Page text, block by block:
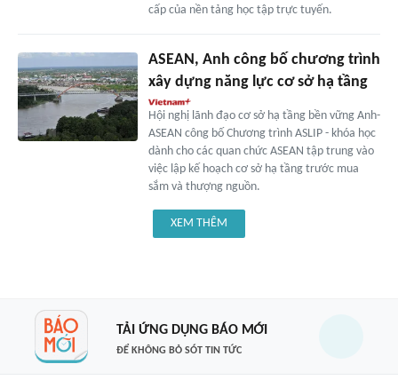
cấp của nền tảng học tập trực tuyến.
ASEAN, Anh công bố chương trình
xây dựng năng lực cơ sở hạ tầng
Hội nghị lãnh đạo cơ sở hạ tầng bền vững Anh-
ASEAN công bố Chương trình ASLIP - khóa học
dành cho các quan chức ASEAN tập trung vào
việc lập kế hoạch cơ sở hạ tầng trước mua
sắm và thượng nguồn.
XEM THÊM
TẢI ỨNG DỤNG BÁO MỚI
ĐỂ KHÔNG BỎ SÓT TIN TỨC